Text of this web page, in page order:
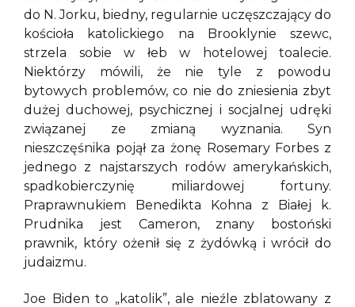
do N. Jorku, biedny, regularnie uczęszczający do
kościoła katolickiego na Brooklynie szewc,
strzela sobie w łeb w hotelowej toalecie.
Niektórzy mówili, że nie tyle z powodu
bytowych problemów, co nie do zniesienia zbyt
dużej duchowej, psychicznej i socjalnej udręki
związanej ze zmianą wyznania. Syn
nieszczęśnika pojął za żonę Rosemary Forbes z
jednego z najstarszych rodów amerykańskich,
spadkobierczynię miliardowej fortuny.
Praprawnukiem Benedikta Kohna z Białej k.
Prudnika jest Cameron, znany bostoński
prawnik, który ożenił się z żydówką i wrócił do
judaizmu.
Joe Biden to „katolik”, ale nieźle zblatowany z